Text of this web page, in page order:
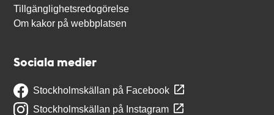
Tillgänglighetsredogörelse
Om kakor på webbplatsen
Sociala medier
Stockholmskällan på Facebook
Stockholmskällan på Instagram